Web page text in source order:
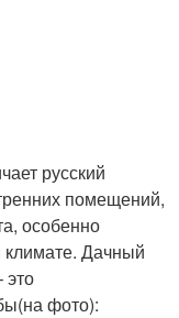
русский
помещений,
особенно
климате. Дачный
это
фото):